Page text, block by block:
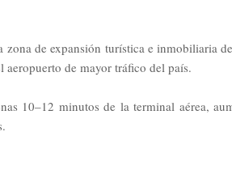
de expansión turística e inmobiliaria
de mayor tráfico del país.
10–12 minutos de la terminal aérea,